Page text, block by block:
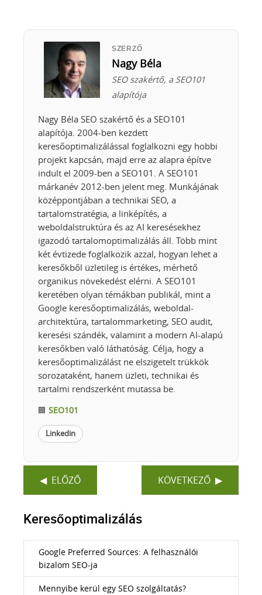
SZERZŐ
Nagy Béla
SEO szakértő, a SEO101
alapítója
Nagy Béla SEO szakértő és a SEO101
alapítója. 2004-ben kezdett
keresőoptimalizálással foglalkozni egy hobbi
projekt kapcsán, majd erre az alapra építve
indult el 2009-ben a SEO101. A SEO101
márkanév 2012-ben jelent meg. Munkájának
középpontjában a technikai SEO, a
tartalomstratégia, a linképítés, a
weboldalstruktúra és az AI keresésekhez
igazodó tartalomoptimalizálás áll. Több mint
két évtizede foglalkozik azzal, hogyan lehet a
keresőkből üzletileg is értékes, mérhető
organikus növekedést elérni. A SEO101
keretében olyan témákban publikál, mint a
Google keresőoptimalizálás, weboldal-
architektúra, tartalommarketing, SEO audit,
keresési szándék, valamint a modern AI-alapú
keresőkben való láthatóság. Célja, hogy a
keresőoptimalizálást ne elszigetelt trükkök
sorozataként, hanem üzleti, technikai és
tartalmi rendszerként mutassa be.
🏢 SEO101
Linkedin
ELŐZŐ KÖVETKEZŐ
Keresőoptimalizálás
Google Preferred Sources: A felhasználói
bizalom SEO-ja
Mennyibe kerül egy SEO szolgáltatás?